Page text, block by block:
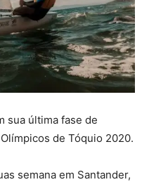
sua última fase de
de Tóquio 2020.
semana em Santander,